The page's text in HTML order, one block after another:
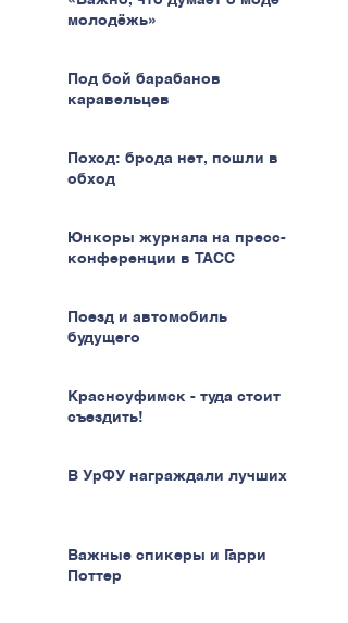
молодёжь»
Под бой барабанов
каравельцев
Поход: брода нет, пошли в
обход
Юнкоры журнала на пресс-
конференции в ТАСС
Поезд и автомобиль
будущего
Красноуфимск - туда стоит
съездить!
В УрФУ награждали лучших
Важные спикеры и Гарри
Поттер